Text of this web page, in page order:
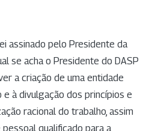
assinado pelo Presidente da
se acha o Presidente do DASP
a criação de uma entidade
à divulgação dos princípios e
racional do trabalho, assim
qualificado para a